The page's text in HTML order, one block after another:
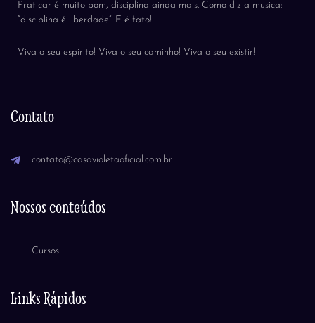
Praticar é muito bom, disciplina ainda mais. Como diz a musica:
“disciplina é liberdade”. E é fato!
Viva o seu espirito! Viva o seu caminho! Viva o seu existir!
Contato
contato@casavioletaoficial.com.br
Nossos conteúdos
Cursos
Links Rápidos